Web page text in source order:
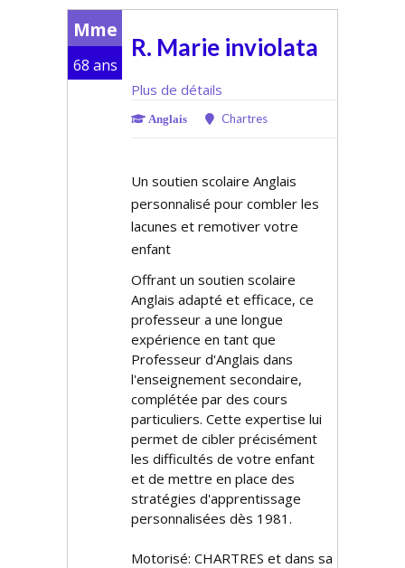
Mme
68 ans
R. Marie inviolata
Plus de détails
Anglais Chartres
Un soutien scolaire Anglais
personnalisé pour combler les
lacunes et remotiver votre
enfant
Offrant un soutien scolaire
Anglais adapté et efficace, ce
professeur a une longue
expérience en tant que
Professeur d'Anglais dans
l'enseignement secondaire,
complétée par des cours
particuliers. Cette expertise lui
permet de cibler précisément
les difficultés de votre enfant
et de mettre en place des
stratégies d'apprentissage
personnalisées dès 1981.
Motorisé: CHARTRES et dans sa